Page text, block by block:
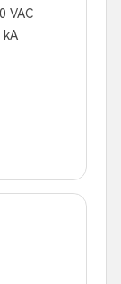
VAC
kA